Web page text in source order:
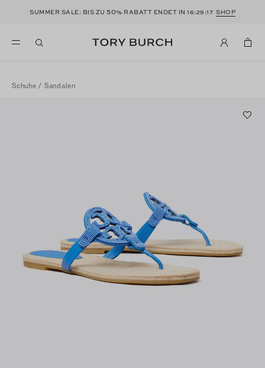
SUMMER SALE: BIS ZU 50% RABATT ENDET IN 16:29:16 SHOP
Schuhe / Sandalen